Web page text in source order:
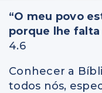
“O meu povo
porque lhe
4.6
Conhecer a
todos nós,